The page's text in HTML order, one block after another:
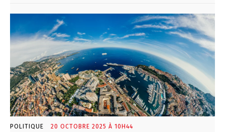
POLITIQUE 20 OCTOBRE 2025 À 10H44